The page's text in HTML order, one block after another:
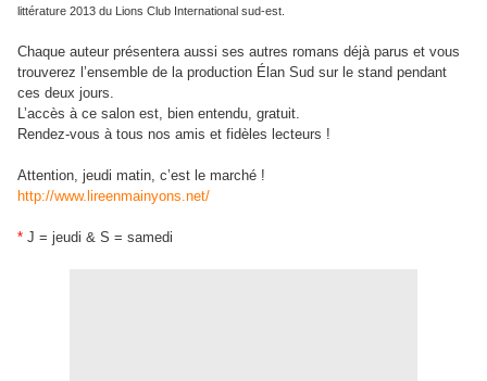
littérature 2013 du Lions Club International sud-est.
Chaque auteur présentera aussi ses autres romans déjà parus et vous
trouverez l’ensemble de la production Élan Sud sur le stand pendant
ces deux jours.
L’accès à ce salon est, bien entendu, gratuit.
Rendez-vous à tous nos amis et fidèles lecteurs !
Attention, jeudi matin, c’est le marché !
http://www.lireenmainyons.net/
* J = jeudi & S = samedi